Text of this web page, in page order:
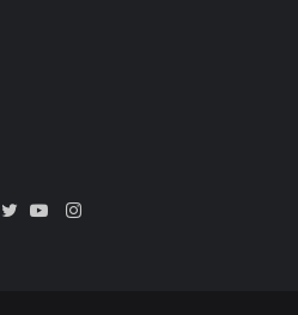
Instagram